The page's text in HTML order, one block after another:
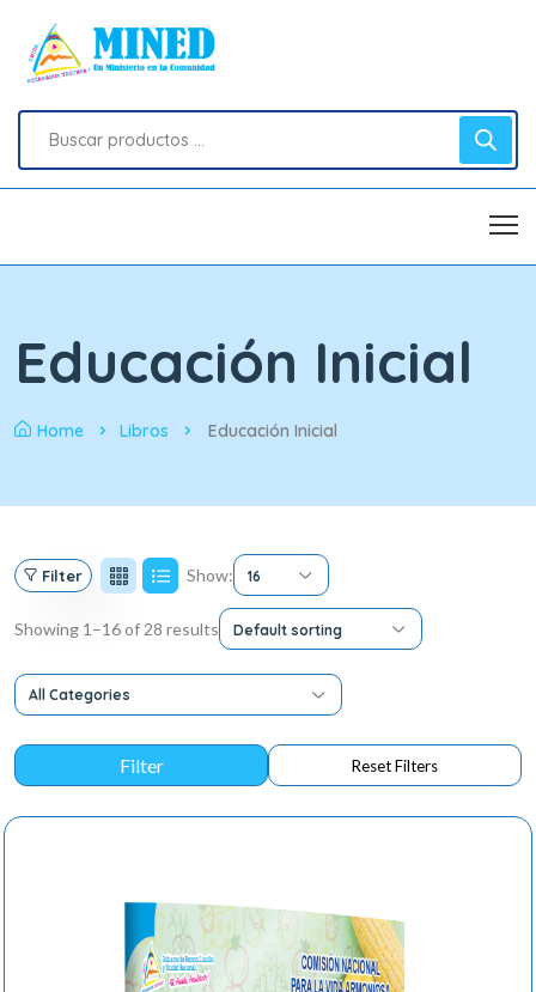
Educación Inicial
Home Libros Educación Inicial
Filter Show: 16
Showing 1–16 of 28 results Default sorting
All Categories